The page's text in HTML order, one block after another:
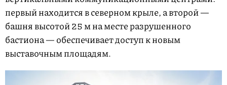
первый находится в северном крыле, а второй —
башня высотой 25 м на месте разрушенного
бастиона — обеспечивает доступ к новым
выставочным площадям.